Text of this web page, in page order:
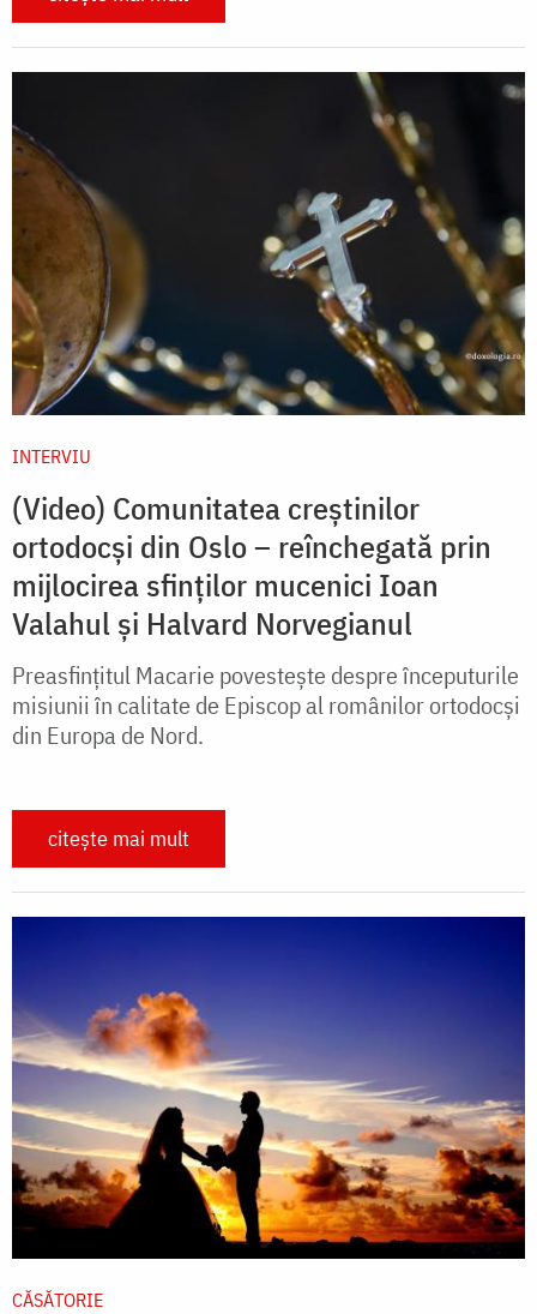
INTERVIU
(Video) Comunitatea creștinilor
ortodocși din Oslo – reînchegată prin
mijlocirea sfinților mucenici Ioan
Valahul și Halvard Norvegianul
Preasfințitul Macarie povestește despre începuturile
misiunii în calitate de Episcop al românilor ortodocși
din Europa de Nord.
citește mai mult
CĂSĂTORIE